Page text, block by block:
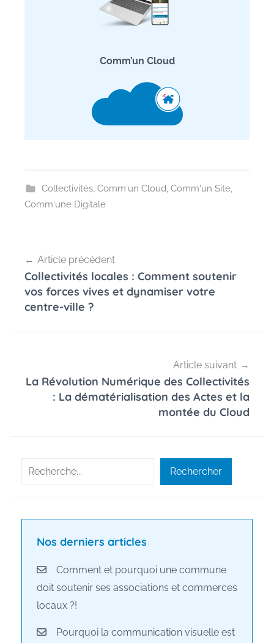
Comm’un Cloud
Collectivités, Comm'un Cloud, Comm'un Site,
Comm'une Digitale
de
l’article
Article précédent
Collectivités locales : Comment soutenir
vos forces vives et dynamiser votre
centre-ville ?
Article suivant
La Révolution Numérique des Collectivités
: La dématérialisation des Actes et la
montée du Cloud
Rechercher Rechercher
Nos derniers articles
Comment et pourquoi une commune
doit soutenir ses associations et commerces
locaux ?!
Pourquoi la communication visuelle est